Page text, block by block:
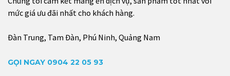
mức giá ưu đãi nhất cho khách hàng.
Đàn Trung, Tam Đàn, Phú Ninh, Quảng Nam
GỌI NGAY 0904 22 05 93